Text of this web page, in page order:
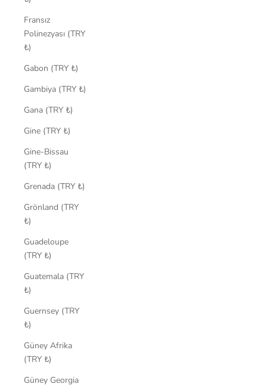
Fransız
Polinezyası (TRY
₺)
Gabon (TRY ₺)
Gambiya (TRY ₺)
Gana (TRY ₺)
Gine (TRY ₺)
Gine-Bissau
(TRY ₺)
Grenada (TRY ₺)
Grönland (TRY
₺)
Guadeloupe
(TRY ₺)
Guatemala (TRY
₺)
Guernsey (TRY
₺)
Güney Afrika
(TRY ₺)
Güney Georgia